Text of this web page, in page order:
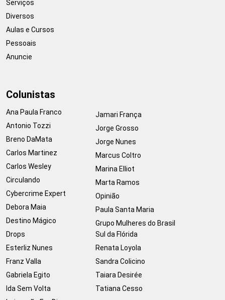
Serviços
Diversos
Aulas e Cursos
Pessoais
Anuncie
Colunistas
Ana Paula Franco
Antonio Tozzi
Breno DaMata
Carlos Martinez
Carlos Wesley
Circulando
Cybercrime Expert
Debora Maia
Destino Mágico
Drops
Esterliz Nunes
Franz Valla
Gabriela Egito
Ida Sem Volta
Jamari França
Jorge Grosso
Jorge Nunes
Marcus Coltro
Marina Elliot
Marta Ramos
Opinião
Paula Santa Maria
Grupo Mulheres do Brasil
Sul da Flórida
Renata Loyola
Sandra Colicino
Taiara Desirée
Tatiana Cesso